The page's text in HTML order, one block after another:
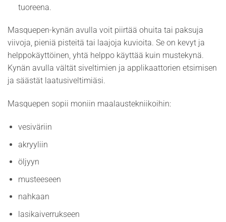
tuoreena.
Masquepen-kynän avulla voit piirtää ohuita tai paksuja
viivoja, pieniä pisteitä tai laajoja kuvioita. Se on kevyt ja
helppokäyttöinen, yhtä helppo käyttää kuin mustekynä.
Kynän avulla vältät siveltimien ja applikaattorien etsimisen
ja säästät laatusiveltimiäsi.
Masquepen sopii moniin maalaustekniikoihin:
vesiväriin
akryyliin
öljyyn
musteeseen
nahkaan
lasikaiverrukseen